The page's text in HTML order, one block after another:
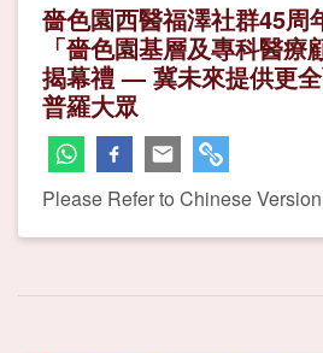
嗇色園西醫福澤社群45周
「嗇色園基層及專科醫療
揭幕禮 — 冀未來提供更
普羅大眾
Please Refer to Chinese Version